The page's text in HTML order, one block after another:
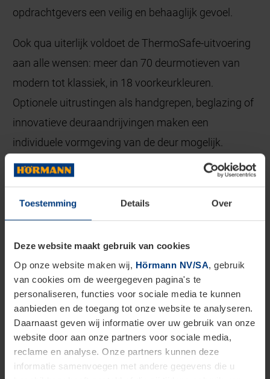
Toestemming Details Over
Deze website maakt gebruik van cookies
Op onze website maken wij, Hörmann NV/SA, gebruik
van cookies om de weergegeven pagina's te
personaliseren, functies voor sociale media te kunnen
aanbieden en de toegang tot onze website te analyseren.
Daarnaast geven wij informatie over uw gebruik van onze
website door aan onze partners voor sociale media,
reclame en analyse. Onze partners kunnen deze
informatie samenvoegen met andere gegevens die u
opdrachtgevers een veilig en behaaglijk gevoel.
Ook qua uiterlijk voldoet de ThermoSafe-uitvoering
aan alle wensen: meer dan 70 deurmotieven van
modern tot klassiek, in 18 voorkeurkleuren.
Optionele uitrustingen als handgrepen, beglazing of
innovatieve deuraandrijvingen maken een
individuele vormgeving van de deur mogelijk.
De prijzen van voordeuren variëren sterk op basis
van de gebruikte materialen voor het deurblad, het
type glas en bijvoorbeeld een systeem waarmee u,
vanaf elke locatie ter wereld, kan controleren of uw
voordeur gesloten is.
Er zijn verschillende soorten voordeuren. Sommige